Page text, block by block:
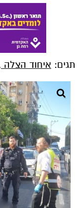
תגים: איחוד הצלה